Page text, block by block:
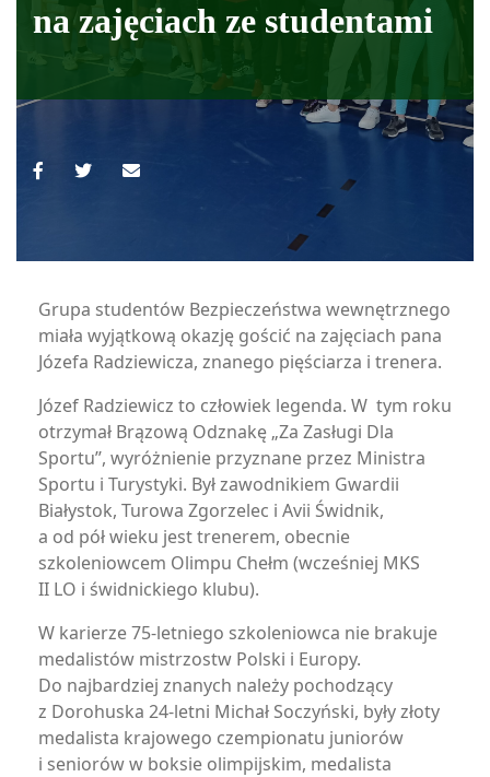
na zajęciach ze studentami
Grupa studentów Bezpieczeństwa wewnętrznego
miała wyjątkową okazję gościć na zajęciach pana
Józefa Radziewicza, znanego pięściarza i trenera.
Józef Radziewicz to człowiek legenda. W tym roku
otrzymał Brązową Odznakę „Za Zasługi Dla
Sportu’’, wyróżnienie przyznane przez Ministra
Sportu i Turystyki. Był zawodnikiem Gwardii
Białystok, Turowa Zgorzelec i Avii Świdnik,
a od pół wieku jest trenerem, obecnie
szkoleniowcem Olimpu Chełm (wcześniej MKS
II LO i świdnickiego klubu).
W karierze 75-letniego szkoleniowca nie brakuje
medalistów mistrzostw Polski i Europy.
Do najbardziej znanych należy pochodzący
z Dorohuska 24-letni Michał Soczyński, były złoty
medalista krajowego czempionatu juniorów
i seniorów w boksie olimpijskim, medalista